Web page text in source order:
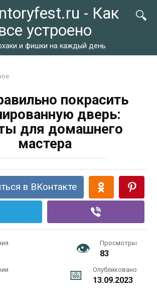
- Как
устроено
и фишки на каждый день
покрасить
дверь:
для домашнего
мастера
в ВКонтакте
Просмотры
83
Опубликовано
13.09.2023